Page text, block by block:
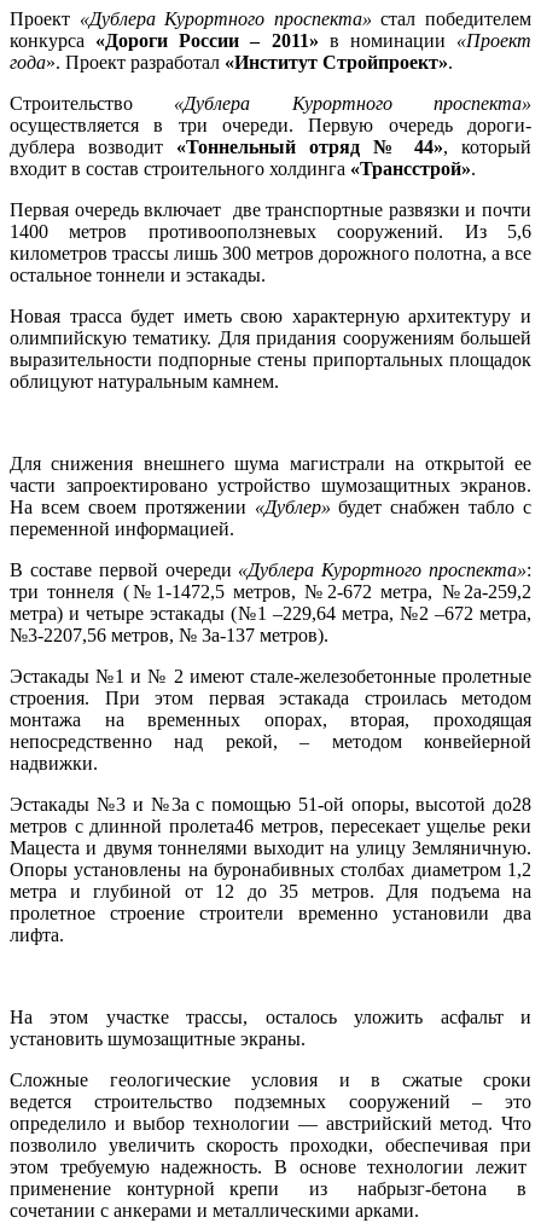
Проект «Дублера Курортного проспекта» стал победителем
конкурса «Дороги России – 2011» в номинации «Проект
года». Проект разработал «Институт Стройпроект».
Строительство «Дублера Курортного проспекта»
осуществляется в три очереди. Первую очередь дороги-
дублера возводит «Тоннельный отряд № 44», который
входит в состав строительного холдинга «Трансстрой».
Первая очередь включает две транспортные развязки и почти
1400 метров противооползневых сооружений. Из 5,6
километров трассы лишь 300 метров дорожного полотна, а все
остальное тоннели и эстакады.
Новая трасса будет иметь свою характерную архитектуру и
олимпийскую тематику. Для придания сооружениям большей
выразительности подпорные стены припортальных площадок
облицуют натуральным камнем.
Для снижения внешнего шума магистрали на открытой ее
части запроектировано устройство шумозащитных экранов.
На всем своем протяжении «Дублер» будет снабжен табло с
переменной информацией.
В составе первой очереди «Дублера Курортного проспекта»:
три тоннеля (№1-1472,5 метров, №2-672 метра, №2а-259,2
метра) и четыре эстакады (№1 –229,64 метра, №2 –672 метра,
№3-2207,56 метров, № 3а-137 метров).
Эстакады №1 и № 2 имеют стале-железобетонные пролетные
строения. При этом первая эстакада строилась методом
монтажа на временных опорах, вторая, проходящая
непосредственно над рекой, – методом конвейерной
надвижки.
Эстакады №3 и №3а с помощью 51-ой опоры, высотой до28
метров с длинной пролета46 метров, пересекает ущелье реки
Мацеста и двумя тоннелями выходит на улицу Земляничную.
Опоры установлены на буронабивных столбах диаметром 1,2
метра и глубиной от 12 до 35 метров. Для подъема на
пролетное строение строители временно установили два
лифта.
На этом участке трассы, осталось уложить асфальт и
установить шумозащитные экраны.
Сложные геологические условия и в сжатые сроки
ведется строительство подземных сооружений – это
определило и выбор технологии — австрийский метод. Что
позволило увеличить скорость проходки, обеспечивая при
этом требуемую надежность. В основе технологии лежит
применение контурной крепи из набрызг-бетона в
сочетании с анкерами и металлическими арками.